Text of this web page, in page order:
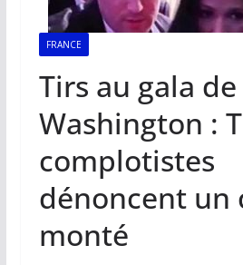
FRANCE
Tirs au gala de
Washington :
complotistes
dénoncent un
monté